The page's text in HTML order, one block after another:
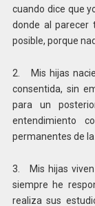
cuando dice que
donde al parecer
posible, porque
2. Mis hijas
consentida, sin
para un
entendimiento
permanentes de
3. Mis hijas viven
siempre he
realiza sus